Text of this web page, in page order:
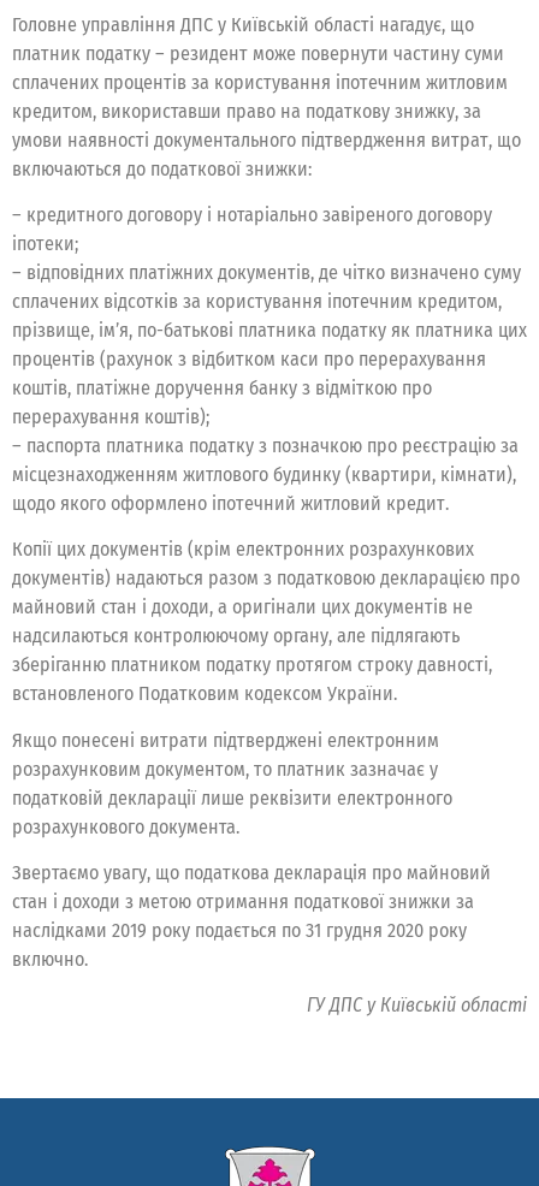
Головне управління ДПС у Київській області нагадує, що
платник податку – резидент може повернути частину суми
сплачених процентів за користування іпотечним житловим
кредитом, використавши право на податкову знижку, за
умови наявності документального підтвердження витрат, що
включаються до податкової знижки:
– кредитного договору і нотаріально завіреного договору
іпотеки;
– відповідних платіжних документів, де чітко визначено суму
сплачених відсотків за користування іпотечним кредитом,
прізвище, ім’я, по-батькові платника податку як платника цих
процентів (рахунок з відбитком каси про перерахування
коштів, платіжне доручення банку з відміткою про
перерахування коштів);
– паспорта платника податку з позначкою про реєстрацію за
місцезнаходженням житлового будинку (квартири, кімнати),
щодо якого оформлено іпотечний житловий кредит.
Копії цих документів (крім електронних розрахункових
документів) надаються разом з податковою декларацією про
майновий стан і доходи, а оригінали цих документів не
надсилаються контролюючому органу, але підлягають
зберіганню платником податку протягом строку давності,
встановленого Податковим кодексом України.
Якщо понесені витрати підтверджені електронним
розрахунковим документом, то платник зазначає у
податковій декларації лише реквізити електронного
розрахункового документа.
Звертаємо увагу, що податкова декларація про майновий
стан і доходи з метою отримання податкової знижки за
наслідками 2019 року подається по 31 грудня 2020 року
включно.
ГУ ДПС у Київській області